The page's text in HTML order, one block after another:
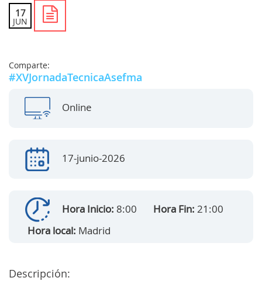
17
JUN
Comparte:
#XVJornadaTecnicaAsefma
Online
17-junio-2026
Hora Inicio: 8:00 Hora Fin: 21:00
Hora local: Madrid
Descripción: